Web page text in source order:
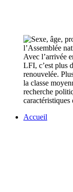
Avec l’arrivée
LFI, c’est plus
renouvelée.
la classe
recherche
Accueil